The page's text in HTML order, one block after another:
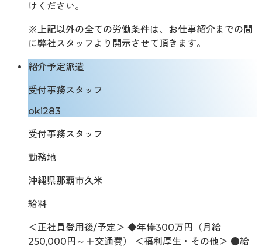
けください。
※上記以外の全ての労働条件は、お仕事紹介までの間
に弊社スタッフより開示させて頂きます。
紹介予定派遣
受付事務スタッフ
oki283
受付事務スタッフ
勤務地
沖縄県那覇市久米
給料
＜正社員登用後/予定＞ ◆年俸300万円（月給
250,000円～＋交通費） ＜福利厚生・その他＞ ●給